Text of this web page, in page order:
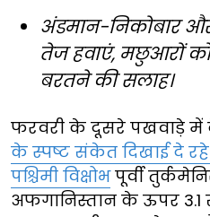
अंडमान-निकोबार
तेज हवाएं, मछुआरों
बरतने की सलाह।
फरवरी के दूसरे पखवाड़े
के स्पष्ट संकेत दिखाई दे
पश्चिमी विक्षोभपूर्वी
अफगानिस्तान के ऊपर 3.1